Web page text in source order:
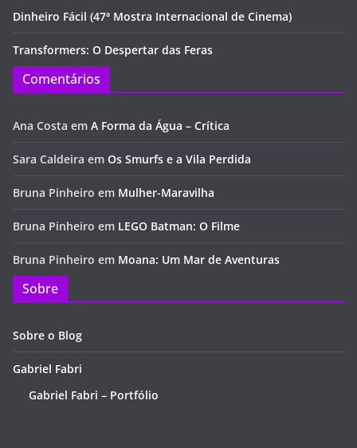
Dinheiro Fácil (47ª Mostra Internacional de Cinema)
Transformers: O Despertar das Feras
Comentários
Ana Costa em A Forma da Água – Crítica
Sara Caldeira em Os Smurfs e a Vila Perdida
Bruna Pinheiro em Mulher-Maravilha
Bruna Pinheiro em LEGO Batman: O Filme
Bruna Pinheiro em Moana: Um Mar de Aventuras
Sobre
Sobre o Blog
Gabriel Fabri
Gabriel Fabri – Portfólio